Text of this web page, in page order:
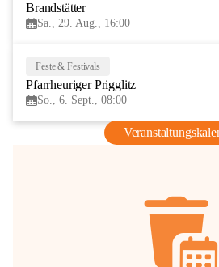
Brandstätter
Sa., 29. Aug., 16:00
Feste & Festivals
Pfarrheuriger Prigglitz
So., 6. Sept., 08:00